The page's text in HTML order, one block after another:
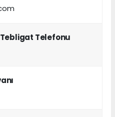
Telefonu